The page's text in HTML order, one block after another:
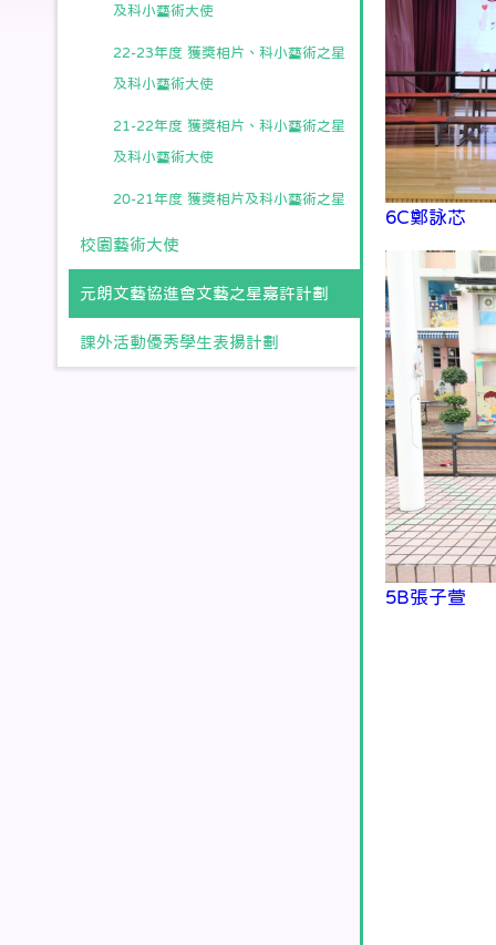
6C鄭詠芯
5B張子萱
及科小藝術大使
22-23年度 獲獎相片、科小藝術之星
及科小藝術大使
21-22年度 獲獎相片、科小藝術之星
及科小藝術大使
20-21年度 獲獎相片及科小藝術之星
校園藝術大使
元朗文藝協進會文藝之星嘉許計劃
課外活動優秀學生表揚計劃